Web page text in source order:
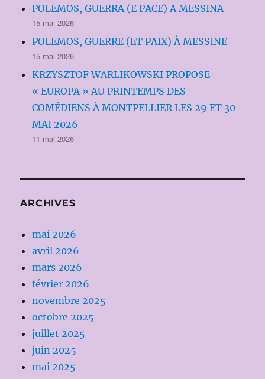
POLEMOS, GUERRA (E PACE) A MESSINA
15 mai 2026
POLEMOS, GUERRE (ET PAIX) À MESSINE
15 mai 2026
KRZYSZTOF WARLIKOWSKI PROPOSE
« EUROPA » AU PRINTEMPS DES
COMÉDIENS À MONTPELLIER LES 29 ET 30
MAI 2026
11 mai 2026
ARCHIVES
mai 2026
avril 2026
mars 2026
février 2026
novembre 2025
octobre 2025
juillet 2025
juin 2025
mai 2025